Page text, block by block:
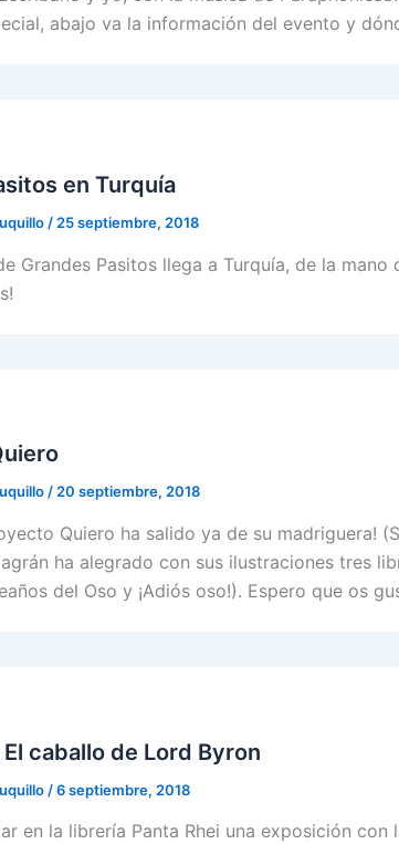
abajo va la información del evento y
en Turquía
/ 25 septiembre, 2018
Grandes Pasitos llega a Turquía, de la
/20 septiembre, 2018
Quiero ha salido ya de su madriguera!
ha alegrado con sus ilustraciones tres
del Oso y ¡Adiós oso!). Espero que os
caballo de Lord Byron
/6 septiembre, 2018
en la librería Panta Rhei una exposición